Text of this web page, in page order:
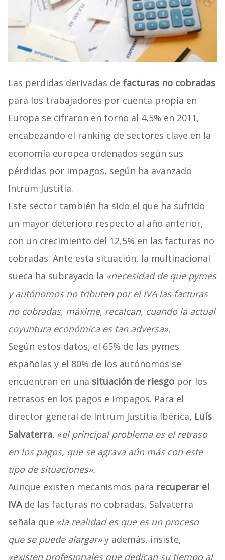
Las perdidas derivadas de facturas no cobradas
para los trabajadores por cuenta propia en
Europa se cifraron en torno al 4,5% en 2011,
encabezando el ranking de sectores clave en la
economía europea ordenados según sus
pérdidas por impagos, según ha avanzado
Intrum Justitia.
Este sector también ha sido el que ha sufrido
un mayor deterioro respecto al año anterior,
con un crecimiento del 12,5% en las facturas no
cobradas. Ante esta situación, la multinacional
sueca ha subrayado la «necesidad de que pymes
y autónomos no tributen por el IVA las facturas
no cobradas, máxime, recalcan, cuando la actual
coyuntura económica es tan adversa».
Según estos datos, el 65% de las pymes
españolas y el 80% de los autónomos se
encuentran en una situación de riesgopor los
retrasos en los pagos e impagos. Para el
director general de Intrum Justitia Ibérica, Luís
Salvaterra, «el principal problema es el retraso
en los pagos, que se agrava aún más con este
tipo de situaciones».
Aunque existen mecanismos para recuperar el
IVAde las facturas no cobradas, Salvaterra
señala que «la realidad es que es un proceso
que se puede alargar»y además, insiste,
«existen profesionales que dedican su tiempo al